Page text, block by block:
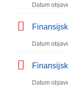
Datum
Datum
Datum